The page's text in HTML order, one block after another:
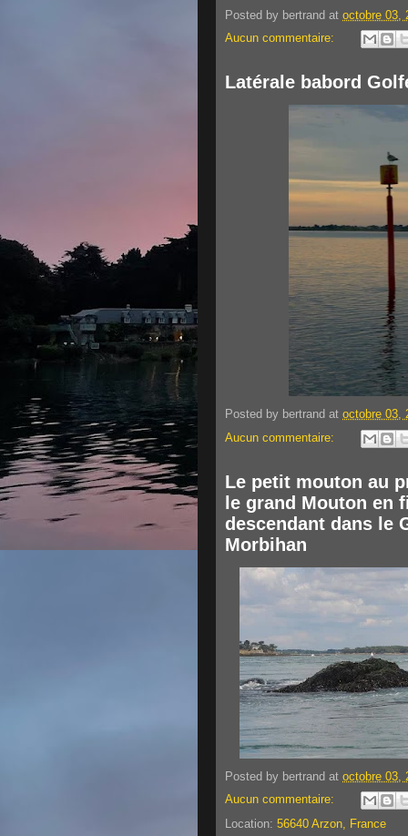
Posted by bertrand at octobre 03,
Aucun commentaire:
Latérale babord
Posted by bertrand at octobre 03,
Aucun commentaire:
Le petit mouton au
le grand Mouton en
descendant dans le
Morbihan
Posted by bertrand at octobre 03,
Aucun commentaire:
Location: 56640 Arzon, France